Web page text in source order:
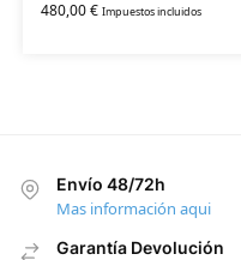
480,00€ Impuestos incluidos
Envío 48/72h
Mas información aqui
Garantía Devolución